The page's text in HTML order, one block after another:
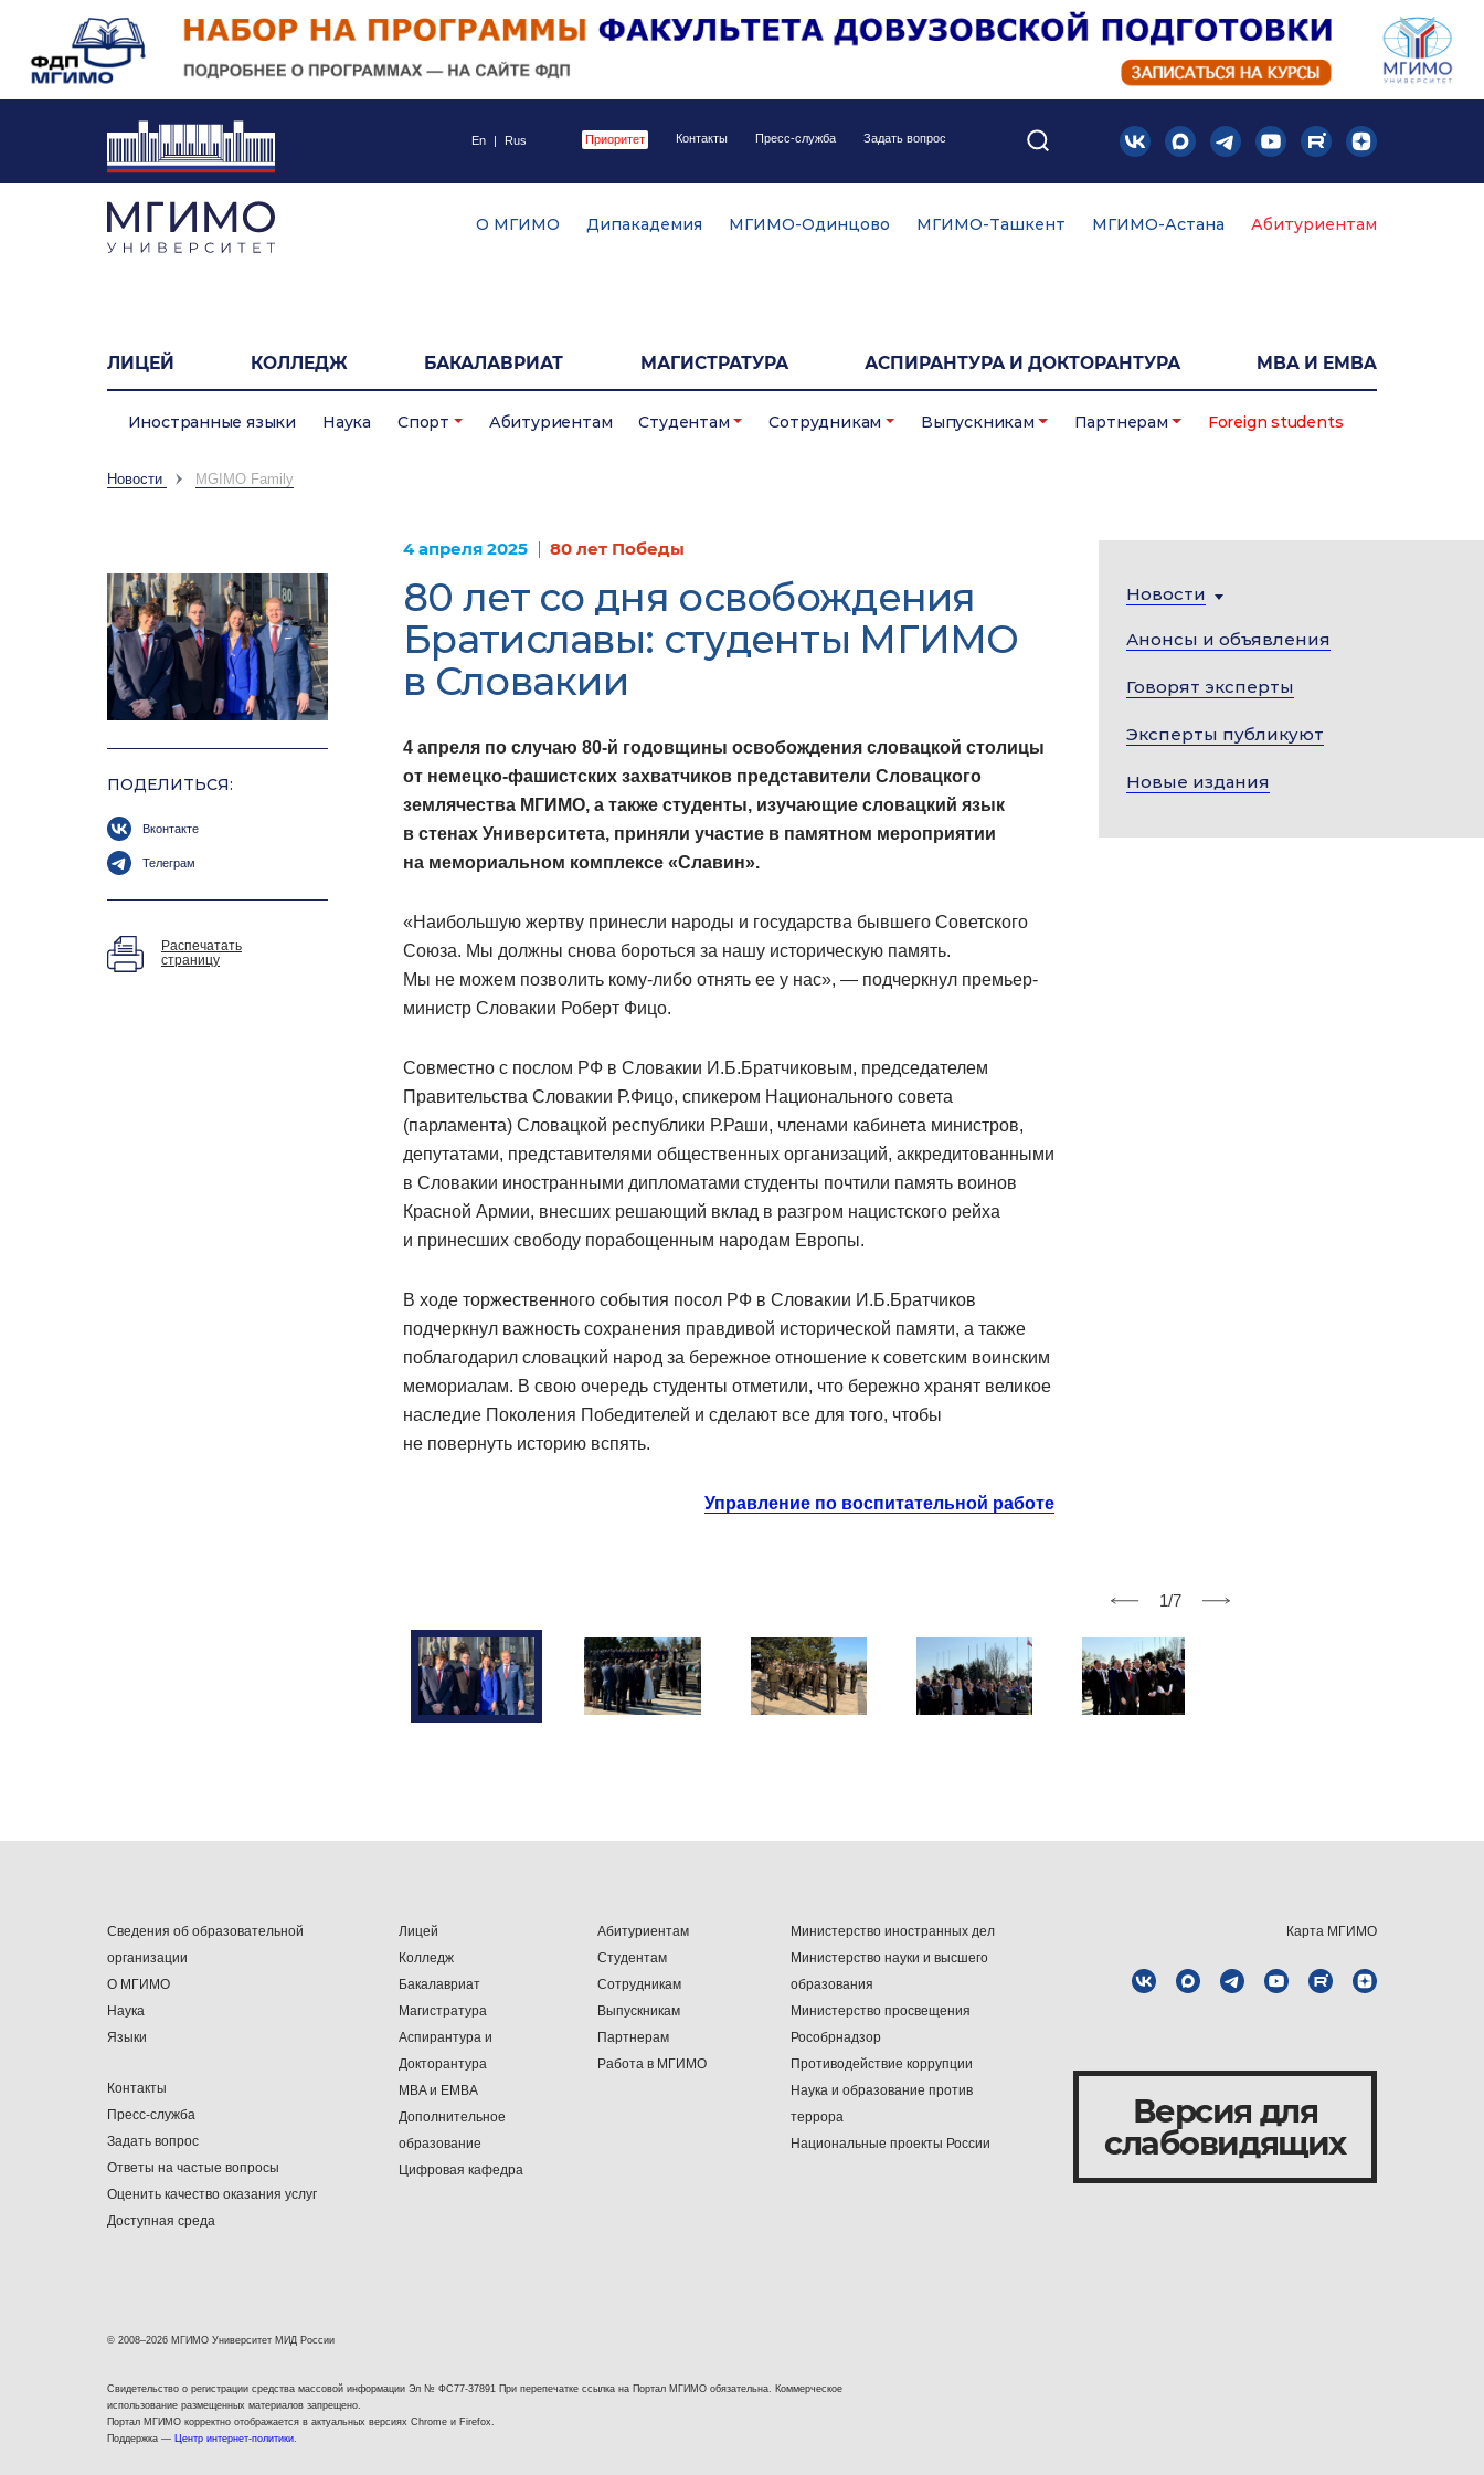
En | Rus Приоритет Контакты Пресс-служба Задать вопрос
О МГИМО Дипакадемия МГИМО-Одинцово МГИМО-Ташкент МГИМО-Астана Абитуриентам
ЛИЦЕЙ КОЛЛЕДЖ БАКАЛАВРИАТ МАГИСТРАТУРА АСПИРАНТУРА И ДОКТОРАНТУРА MBA И EMBA
Иностранные языки Наука Спорт Абитуриентам Студентам Сотрудникам Выпускникам Партнерам Foreign students
Новости MGIMO Family
ПОДЕЛИТЬСЯ:
Вконтакте
Телеграм
Распечатать
страницу
4 апреля 2025 80 лет Победы
80 лет со дня освобождения
Братиславы: студенты МГИМО
в Словакии
4 апреля по случаю 80-й годовщины освобождения словацкой столицы
от немецко-фашистских захватчиков представители Словацкого
землячества МГИМО, а также студенты, изучающие словацкий язык
в стенах Университета, приняли участие в памятном мероприятии
на мемориальном комплексе «Славин».
«Наибольшую жертву принесли народы и государства бывшего Советского
Союза. Мы должны снова бороться за нашу историческую память.
Мы не можем позволить кому-либо отнять ее у нас», — подчеркнул премьер-
министр Словакии Роберт Фицо.
Совместно с послом РФ в Словакии И.Б.Братчиковым, председателем
Правительства Словакии Р.Фицо, спикером Национального совета
(парламента) Словацкой республики Р.Раши, членами кабинета министров,
депутатами, представителями общественных организаций, аккредитованными
в Словакии иностранными дипломатами студенты почтили память воинов
Красной Армии, внесших решающий вклад в разгром нацистского рейха
и принесших свободу порабощенным народам Европы.
В ходе торжественного события посол РФ в Словакии И.Б.Братчиков
подчеркнул важность сохранения правдивой исторической памяти, а также
поблагодарил словацкий народ за бережное отношение к советским воинским
мемориалам. В свою очередь студенты отметили, что бережно хранят великое
наследие Поколения Победителей и сделают все для того, чтобы
не повернуть историю вспять.
Управление по воспитательной работе
Новости
Анонсы и объявления
Говорят эксперты
Эксперты публикуют
Новые издания
1/7
Сведения об образовательной
организации
О МГИМО
Наука
Языки
Контакты
Пресс-служба
Задать вопрос
Ответы на частые вопросы
Оценить качество оказания услуг
Доступная среда
Лицей
Колледж
Бакалавриат
Магистратура
Аспирантура и
Докторантура
MBA и EMBA
Дополнительное
образование
Цифровая кафедра
Абитуриентам
Студентам
Сотрудникам
Выпускникам
Партнерам
Работа в МГИМО
Министерство иностранных дел
Министерство науки и высшего
образования
Министерство просвещения
Рособрнадзор
Противодействие коррупции
Наука и образование против
террора
Национальные проекты России
Карта МГИМО
Версия для
слабовидящих
© 2008–2026 МГИМО Университет МИД России
Свидетельство о регистрации средства массовой информации Эл № ФС77-37891 При перепечатке ссылка на Портал МГИМО обязательна. Коммерческое
использование размещенных материалов запрещено.
Портал МГИМО корректно отображается в актуальных версиях Chrome и Firefox.
Поддержка —
Центр интернет-политики